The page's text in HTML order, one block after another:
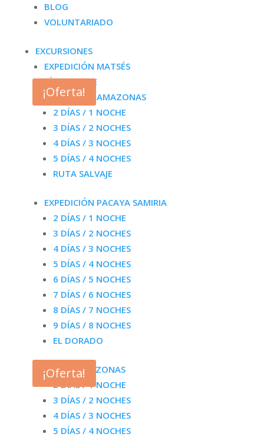
BLOG
VOLUNTARIADO
EXCURSIONES
EXPEDICIÓN MATSÉS
RÍO TAPICHE
EXPEDICIÓN AMAZONAS
2 DÍAS / 1 NOCHE
3 DÍAS / 2 NOCHES
4 DÍAS / 3 NOCHES
5 DÍAS / 4 NOCHES
RUTA SALVAJE
EXPEDICIÓN PACAYA SAMIRIA
2 DÍAS / 1 NOCHE
3 DÍAS / 2 NOCHES
4 DÍAS / 3 NOCHES
5 DÍAS / 4 NOCHES
6 DÍAS / 5 NOCHES
7 DÍAS / 6 NOCHES
8 DÍAS / 7 NOCHES
9 DÍAS / 8 NOCHES
EL DORADO
LODGE AMAZONAS
2 DÍAS / 1 NOCHE
3 DÍAS / 2 NOCHES
4 DÍAS / 3 NOCHES
5 DÍAS / 4 NOCHES
3-Day Pacaya Samiria Tour | Amazon Adventure
Peru
precio
original
era:
504.00$.
precio
actual
es:
378.00$.
¡Oferta!
4-Day Pacaya Samiria Tour | Amazon Adventure
Peru
672.00 $ El
precio
era:
672.00$.
504.00$El
precio
es:
504.00$.
¡Oferta!